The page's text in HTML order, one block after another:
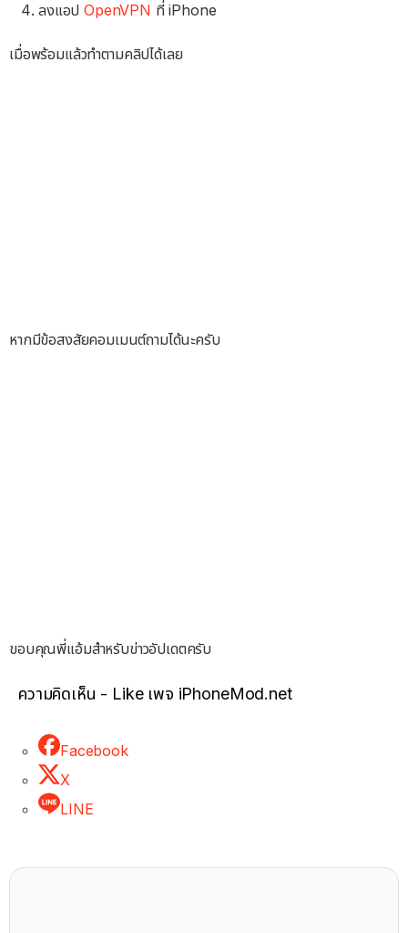
ลงแอปOpenVPN ที่ iPhone
เมื่อพร้อมแล้วทำตามคลิปได้เลย
หากมีข้อสงสัยคอมเมนต์ถามได้นะครับ
ขอบคุณพี่แอ้มสำหรับข่าวอัปเดตครับ
ความคิดเห็น - Like เพจ iPhoneMod.net
Facebook
X
LINE